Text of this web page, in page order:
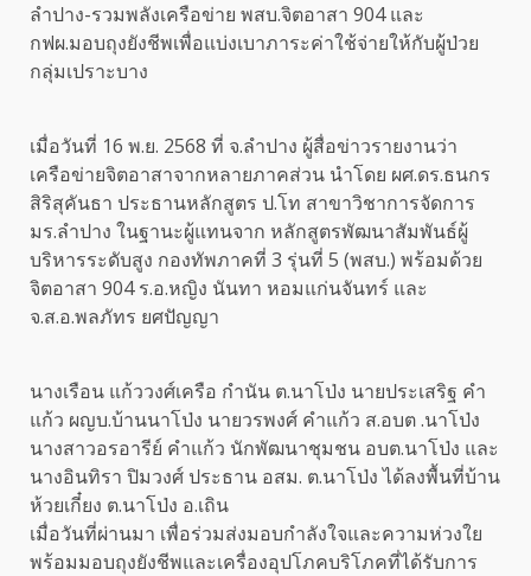
ลำปาง-รวมพลังเครือข่าย พสบ.จิตอาสา 904 และ
กฟผ.มอบถุงยังชีพเพื่อแบ่งเบาภาระค่าใช้จ่ายให้กับผู้ป่วย
กลุ่มเปราะบาง
เมื่อวันที่ 16 พ.ย. 2568 ที่ จ.ลำปาง ผู้สื่อข่าวรายงานว่า
เครือข่ายจิตอาสาจากหลายภาคส่วน นำโดย ผศ.ดร.ธนกร
สิริสุคันธา ประธานหลักสูตร ป.โท สาขาวิชาการจัดการ
มร.ลำปาง ในฐานะผู้แทนจาก หลักสูตรพัฒนาสัมพันธ์ผู้
บริหารระดับสูง กองทัพภาคที่ 3 รุ่นที่ 5 (พสบ.) พร้อมด้วย
จิตอาสา 904 ร.อ.หญิง นันทา หอมแก่นจันทร์ และ
จ.ส.อ.พลภัทร ยศปัญญา
นางเรือน แก้ววงศ์เครือ กำนัน ต.นาโป่ง นายประเสริฐ คำ
แก้ว ผญบ.บ้านนาโป่ง นายวรพงศ์ คำแก้ว ส.อบต .นาโป่ง
นางสาวอรอารีย์ คำแก้ว นักพัฒนาชุมชน อบต.นาโป่ง และ
นางอินทิรา ปิมวงศ์ ประธาน อสม. ต.นาโป่ง ได้ลงพื้นที่บ้าน
ห้วยเกี๋ยง ต.นาโป่ง อ.เถิน
เมื่อวันที่ผ่านมา เพื่อร่วมส่งมอบกำลังใจและความห่วงใย
พร้อมมอบถุงยังชีพและเครื่องอุปโภคบริโภคที่ได้รับการ